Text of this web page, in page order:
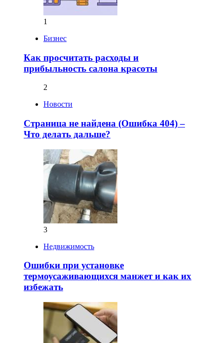
1
Бизнес
Как просчитать расходы и
прибыльность салона красоты
2
Новости
Страница не найдена (Ошибка 404) –
Что делать дальше?
3
Недвижимость
Ошибки при установке
термоусаживающихся манжет и как их
избежать